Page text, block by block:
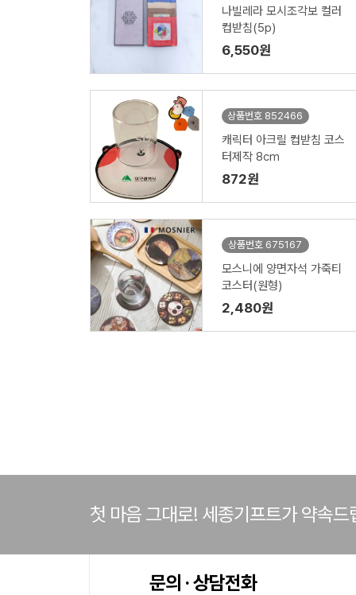
나빌레라 모시조각보 컬러
컵받침(5p)
6,550원
상품번호 852466
캐릭터 아크릴 컵받침 코스
터제작 8cm
872원
상품번호 675167
모스니에 양면자석 가죽티
코스터(원형)
2,480원
첫 마음 그대로! 세종기프트가 약속드
문의 · 상담전화